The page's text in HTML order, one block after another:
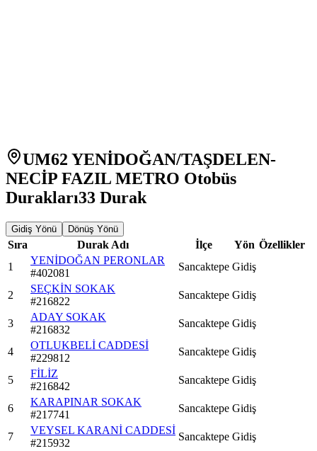
UM62 YENİDOĞAN/TAŞDELEN-
NECİP FAZIL METRO Otobüs
Durakları33 Durak
Gidiş Yönü Dönüş Yönü
Sıra Durak Adı İlçe Yön Özellikler
1
YENİDOĞAN PERONLAR
#402081
Sancaktepe Gidiş
2
SEÇKİN SOKAK
#216822
Sancaktepe Gidiş
3
ADAY SOKAK
#216832
Sancaktepe Gidiş
4
OTLUKBELİ CADDESİ
#229812
Sancaktepe Gidiş
5
FİLİZ
#216842
Sancaktepe Gidiş
6
KARAPINAR SOKAK
#217741
Sancaktepe Gidiş
7
VEYSEL KARANİ CADDESİ
#215932
Sancaktepe Gidiş